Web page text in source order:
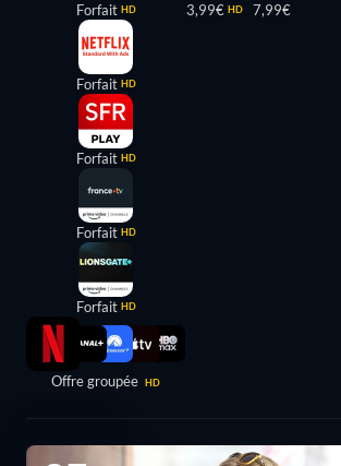
Forfait HD
Forfait HD
Forfait HD
Forfait HD
Forfait HD
Offre groupée HD
3,99€ HD 7,99€